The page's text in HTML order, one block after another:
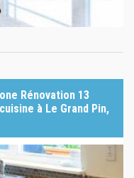
Rénovation 13
à Le Grand Pin,